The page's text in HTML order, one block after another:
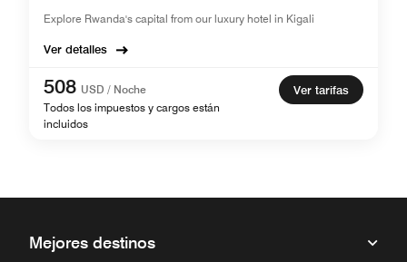
Explore Rwanda's capital from our luxury hotel in Kigali
Ver detalles
508 USD / Noche
Todos los impuestos y cargos están
incluidos
Ver tarifas
Mejores destinos